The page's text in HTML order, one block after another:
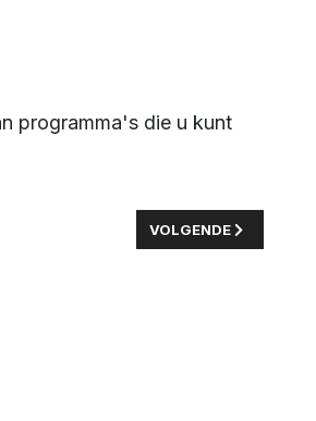
VOLGENDE ARTIKEL:
VOLGENDE